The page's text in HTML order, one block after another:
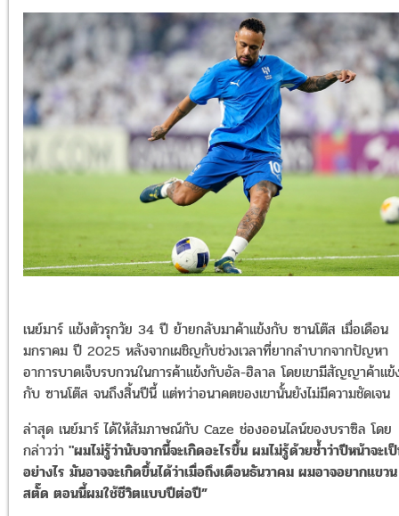
เนย์มาร์ แข้งตัวรุกวัย 34 ปี ย้ายกลับมาค้าแข้งกับ ซานโต๊ส เมื่อเดือน
มกราคม ปี 2025 หลังจากเผชิญกับช่วงเวลาที่ยากลำบากจากปัญหา
อาการบาดเจ็บรบกวนในการค้าแข้งกับอัล-ฮิลาล โดยเขามีสัญญาค้าแข้
กับ ซานโต๊ส จนถึงสิ้นปีนี้ แต่ทว่าอนาคตของเขานั้นยังไม่มีความชัดเจน
ล่าสุด เนย์มาร์ ได้ให้สัมภาษณ์กับ Caze ช่องออนไลน์ของบราซิล โดย
กล่าวว่า "ผมไม่รู้ว่านับจากนี้จะเกิดอะไรขึ้น ผมไม่รู้ด้วยซ้ำว่าปีหน้าจะเ
อย่างไร มันอาจจะเกิดขึ้นได้ว่าเมื่อถึงเดือนธันวาคม ผมอาจอยากแขวน
สตั๊ด ตอนนี้ผมใช้ชีวิตแบบปีต่อปี”